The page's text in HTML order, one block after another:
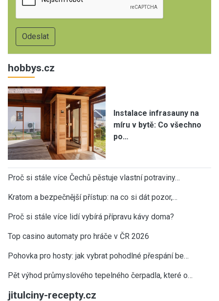
hobbys.cz
Instalace infrasauny na
míru v bytě: Co všechno
po…
Proč si stále více Čechů pěstuje vlastní potraviny…
Kratom a bezpečnější přístup: na co si dát pozor,…
Proč si stále více lidí vybírá přípravu kávy doma?
Top casino automaty pro hráče v ČR 2026
Pohovka pro hosty: jak vybrat pohodlné přespání be…
Pět výhod průmyslového tepelného čerpadla, které o…
jitulciny-recepty.cz